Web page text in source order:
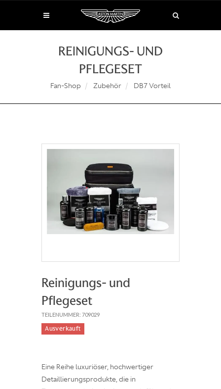
REINIGUNGS- UND
PFLEGESET
Fan-Shop Zubehör DB7 Vorteil
Reinigungs- und
Pflegeset
TEILENUMMER: 709029
Ausverkauft
Eine Reihe luxuriöser, hochwertiger
Detaillierungsprodukte, die in